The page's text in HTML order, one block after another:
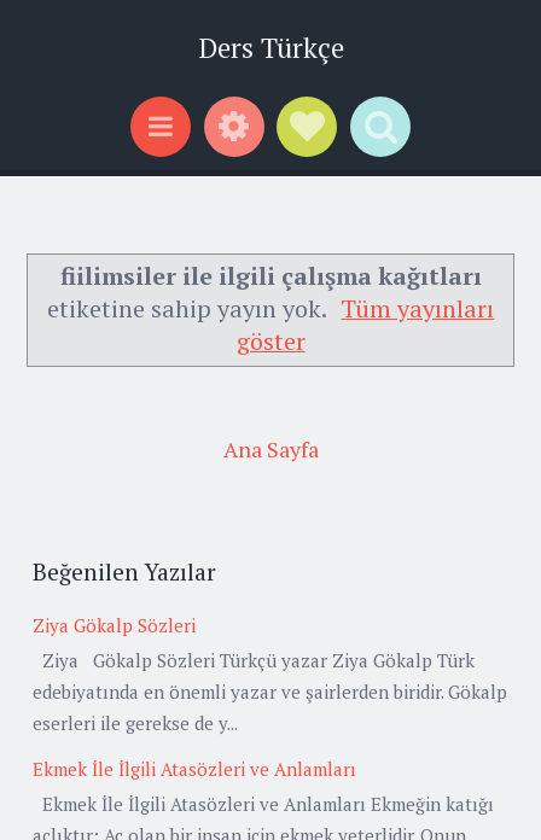
Ders Türkçe
Menu WidgetsSocial Links
Search
fiilimsiler ile ilgili çalışma kağıtları
etiketine sahip yayın yok. Tüm yayınları
göster
Ana Sayfa
Beğenilen Yazılar
Ziya Gökalp Sözleri
Ziya Gökalp Sözleri Türkçü yazar Ziya Gökalp Türk
edebiyatında en önemli yazar ve şairlerden biridir. Gökalp
eserleri ile gerekse de y...
Ekmek İle İlgili Atasözleri ve Anlamları
Ekmek İle İlgili Atasözleri ve Anlamları Ekmeğin katığı
açlıktır: Aç olan bir insan için ekmek yeterlidir. Onun